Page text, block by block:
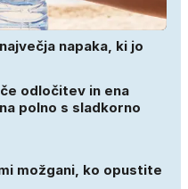
napaka, ki jo
odločitev in ena
polno s sladkorno
možgani, ko opustite